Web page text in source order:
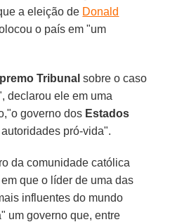
a eleição de Donald
o país em "um
Tribunal sobre o caso
declarou ele em uma
governo dos Estados
pró-vida".
da comunidade católica
que o líder de uma das
influentes do mundo
um governo que, entre